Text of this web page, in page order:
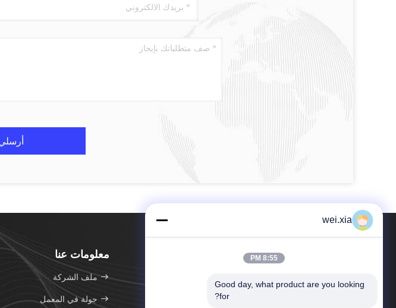
هاتف：86--18168813582
معلومات عنا
ملف الشركة
جولة في المعمل
wei.xia
8:55 PM
Good day, what product are you looking
for?